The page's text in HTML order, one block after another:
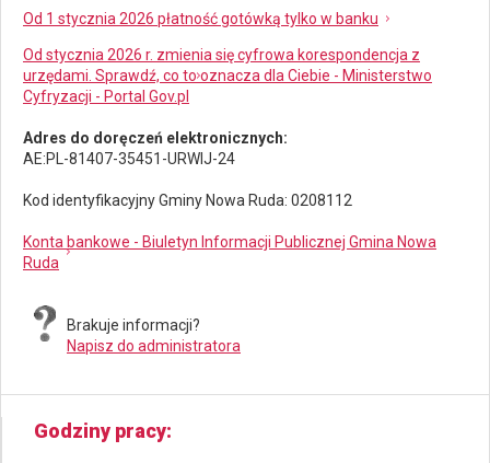
Od 1 stycznia 2026 płatność gotówką tylko w banku
Od stycznia 2026 r. zmienia się cyfrowa korespondencja z
urzędami. Sprawdź, co to oznacza dla Ciebie - Ministerstwo
Cyfryzacji - Portal Gov.pl
Adres do doręczeń elektronicznych:
AE:PL-81407-35451-URWIJ-24
Kod identyfikacyjny Gminy Nowa Ruda: 0208112
Konta bankowe - Biuletyn Informacji Publicznej Gmina Nowa
Ruda
Brakuje informacji?
Napisz do administratora
Godziny pracy